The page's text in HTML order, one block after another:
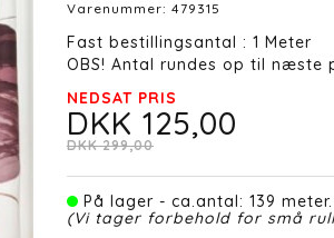
Varenummer: 479315
Fast bestillingsantal : 1 Meter
OBS! Antal rundes op til næste
NEDSAT PRIS
DKK 125,00
DKK 299,00
På lager - ca.antal: 139 meter.
(Vi tager forbehold for små